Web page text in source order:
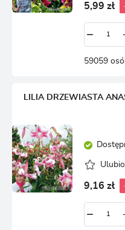
5,99 zł
59059
LILIA DRZEWIASTA
9,16 zł